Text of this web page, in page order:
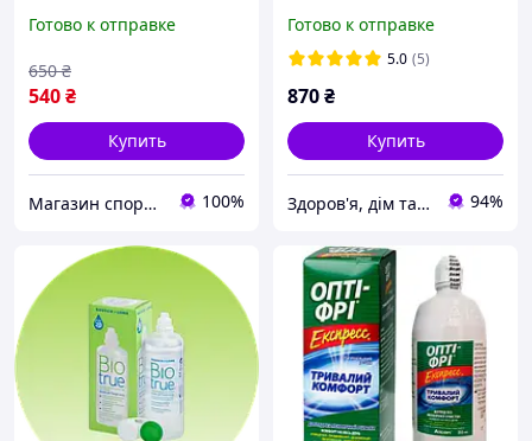
раствор для жестких
контактных линз
Готово к отправке
540₴
650 ₴
Купить
Магазин спортивного питания - Fit Magazine 100%
Alcon
Готово к отправке
5.0 (5)
870₴
Купить
Здоров'я, дім та сім'я 94%